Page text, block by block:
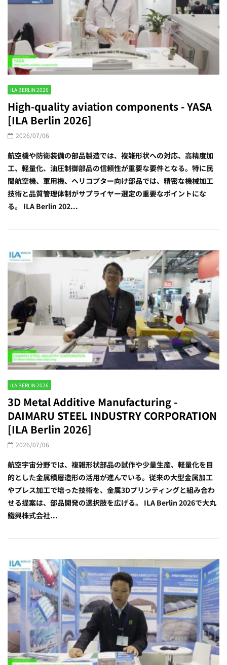
ILA BERLIN 2026
High-quality aviation components - YASA
[ILA Berlin 2026]
2026/07/06
航空機や防衛装備の部品製造では、複雑形状への対応、高精度加
工、軽量化、油圧制御部品の信頼性が重要な要件となる。特に民
間航空機、軍用機、ヘリコプター向け部品では、精密な機械加工
技術と品質管理体制がサプライヤー選定の重要なポイントにな
る。 ILA Berlin 202...
ILA BERLIN 2026
3D Metal Additive Manufacturing -
DAIMARU STEEL INDUSTRY CORPORATION
[ILA Berlin 2026]
2026/07/06
航空宇宙分野では、複雑形状部品の試作や少量生産、軽量化を目
的とした金属積層造形の活用が進んでいる。従来の大型金属加工
やプレス加工で培った技術を、金属3Dプリンティングと組み合わ
せる提案は、部品開発の選択肢を広げる。 ILA Berlin 2026で大丸
鐵興株式会社...